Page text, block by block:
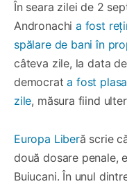
În seara zilei de 2
Andronachia fost
spălare de bani în
câteva zile, la data
democrata fost
zile, măsura fiind
Europa Liberă scrie
două dosare penale,
Buiucani. În unul